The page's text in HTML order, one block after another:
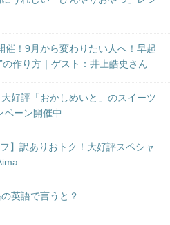
催！9月から変わりたい人へ！早起
の作り方｜ゲスト：井上皓史さん
大好評「おかしめいと」のスイーツ
ペーン開催中
】訳ありおトク！大好評スペシャ
英語で言うと？